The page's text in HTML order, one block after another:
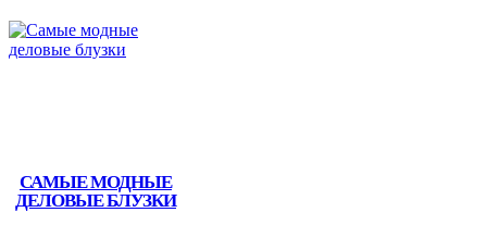
САМЫЕ МОДНЫЕ
ДЕЛОВЫЕ БЛУЗКИ